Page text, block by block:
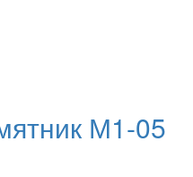
М1-05